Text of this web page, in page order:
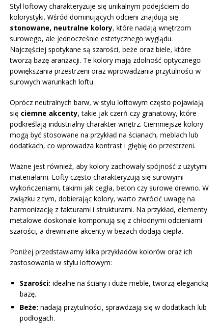
Styl loftowy charakteryzuje się unikalnym podejściem do
kolorystyki. Wśród dominujących odcieni znajdują się
stonowane, neutralne kolory, które nadają wnętrzom
surowego, ale jednocześnie estetycznego wyglądu.
Najczęściej spotykane są szarości, beże oraz biele, które
tworzą bazę aranżacji. Te kolory mają zdolność optycznego
powiększania przestrzeni oraz wprowadzania przytulności w
surowych warunkach loftu.
Oprócz neutralnych barw, w stylu loftowym często pojawiają
się ciemne akcenty, takie jak czerń czy granatowy, które
podkreślają industrialny charakter wnętrz. Ciemniejsze kolory
mogą być stosowane na przykład na ścianach, meblach lub
dodatkach, co wprowadza kontrast i głębię do przestrzeni.
Ważne jest również, aby kolory zachowały spójność z użytymi
materiałami. Lofty często charakteryzują się surowymi
wykończeniami, takimi jak cegła, beton czy surowe drewno. W
związku z tym, dobierając kolory, warto zwrócić uwagę na
harmonizację z fakturami i strukturami. Na przykład, elementy
metalowe doskonale komponują się z chłodnymi odcieniami
szarości, a drewniane akcenty w beżach dodają ciepła.
Poniżej przedstawiamy kilka przykładów kolorów oraz ich
zastosowania w stylu loftowym:
Szarości: idealne na ściany i duże meble, tworzą elegancką
bazę.
Beże: nadają przytulności, sprawdzają się w dodatkach lub
podłogach.